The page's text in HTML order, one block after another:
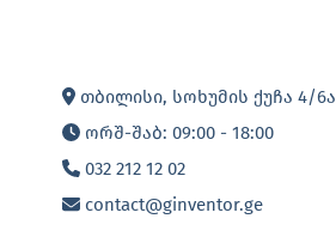
თბილისი, სოხუმის ქუჩა 4/6ა
ორშ-შაბ: 09:00 - 18:00
032 212 12 02
contact@ginventor.ge